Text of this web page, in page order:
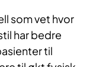
som vet hvor
har bedre
til